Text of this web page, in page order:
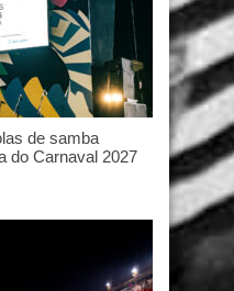
de samba
do Carnaval 2027